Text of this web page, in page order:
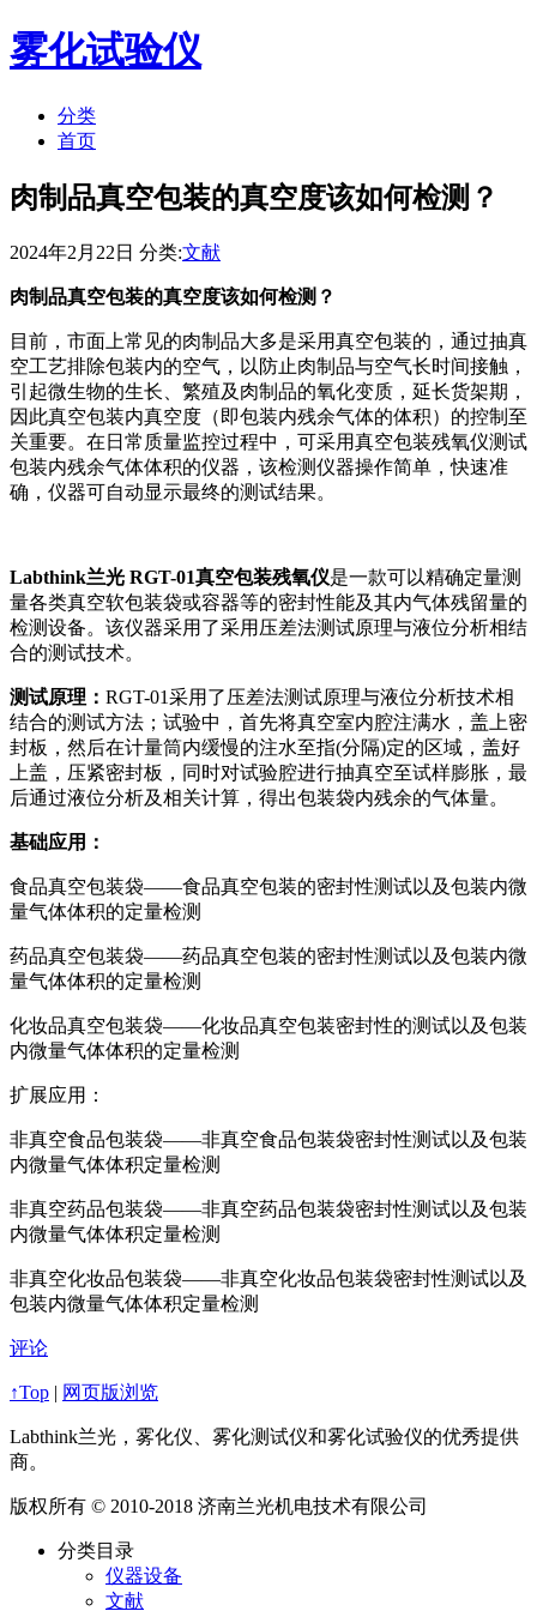
雾化试验仪
分类
首页
肉制品真空包装的真空度该如何检测？
2024年2月22日 分类:文献
肉制品真空包装的真空度该如何检测？
目前，市面上常见的肉制品大多是采用真空包装的，通过抽真
空工艺排除包装内的空气，以防止肉制品与空气长时间接触，
引起微生物的生长、繁殖及肉制品的氧化变质，延长货架期，
因此真空包装内真空度（即包装内残余气体的体积）的控制至
关重要。在日常质量监控过程中，可采用真空包装残氧仪测试
包装内残余气体体积的仪器，该检测仪器操作简单，快速准
确，仪器可自动显示最终的测试结果。
Labthink兰光 RGT-01真空包装残氧仪是一款可以精确定量测
量各类真空软包装袋或容器等的密封性能及其内气体残留量的
检测设备。该仪器采用了采用压差法测试原理与液位分析相结
合的测试技术。
测试原理： RGT-01采用了压差法测试原理与液位分析技术相
结合的测试方法；试验中，首先将真空室内腔注满水，盖上密
封板，然后在计量筒内缓慢的注水至指(分隔)定的区域，盖好
上盖，压紧密封板，同时对试验腔进行抽真空至试样膨胀，最
后通过液位分析及相关计算，得出包装袋内残余的气体量。
基础应用：
食品真空包装袋——食品真空包装的密封性测试以及包装内微
量气体体积的定量检测
药品真空包装袋——药品真空包装的密封性测试以及包装内微
量气体体积的定量检测
化妆品真空包装袋——化妆品真空包装密封性的测试以及包装
内微量气体体积的定量检测
扩展应用：
非真空食品包装袋——非真空食品包装袋密封性测试以及包装
内微量气体体积定量检测
非真空药品包装袋——非真空药品包装袋密封性测试以及包装
内微量气体体积定量检测
非真空化妆品包装袋——非真空化妆品包装袋密封性测试以及
包装内微量气体体积定量检测
评论
↑Top | 网页版浏览
Labthink兰光，雾化仪、雾化测试仪和雾化试验仪的优秀提供
商。
版权所有 © 2010-2018 济南兰光机电技术有限公司
分类目录
仪器设备
文献